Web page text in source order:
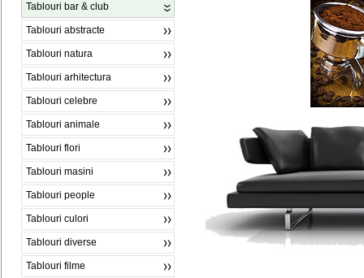
Tablouri bar & club
Tablouri abstracte
Tablouri natura
Tablouri arhitectura
Tablouri celebre
Tablouri animale
Tablouri flori
Tablouri masini
Tablouri people
Tablouri culori
Tablouri diverse
Tablouri filme